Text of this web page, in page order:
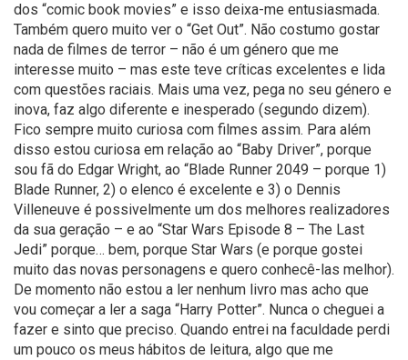
dos “comic book movies” e isso deixa-me entusiasmada.
Também quero muito ver o “Get Out”. Não costumo gostar
nada de filmes de terror – não é um género que me
interesse muito – mas este teve críticas excelentes e lida
com questões raciais. Mais uma vez, pega no seu género e
inova, faz algo diferente e inesperado (segundo dizem).
Fico sempre muito curiosa com filmes assim. Para além
disso estou curiosa em relação ao “Baby Driver”, porque
sou fã do Edgar Wright, ao “Blade Runner 2049 – porque 1)
Blade Runner, 2) o elenco é excelente e 3) o Dennis
Villeneuve é possivelmente um dos melhores realizadores
da sua geração – e ao “Star Wars Episode 8 – The Last
Jedi” porque… bem, porque Star Wars (e porque gostei
muito das novas personagens e quero conhecê-las melhor).
De momento não estou a ler nenhum livro mas acho que
vou começar a ler a saga “Harry Potter”. Nunca o cheguei a
fazer e sinto que preciso. Quando entrei na faculdade perdi
um pouco os meus hábitos de leitura, algo que me